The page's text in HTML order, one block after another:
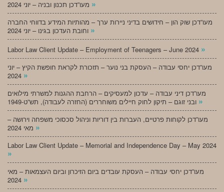
»
מעו”דכן שוק הון – חידושים בדיני ניירות ערך – מהותיות המידע בדווחי החברה
»
Labor Law Client Update – Employment of Teenagers – June 2024 »
מעו”דכן יחסי עבודה – העסקת בני נוער – תזכורת לקראת חופשת הקיץ – יוני
»
מעו”דכן דיני עבודה – עדכון למעסיקים – הרחבת ההגנות למשרתי מילואים
»
מעו”דכן לקוחות פרטיים, העברות בין דוריות וניהול סכסוכי משפחה וירושה –
»
Labor Law Client Update – Memorial and Independence Day – May 2024
»
מעו”דכן יחסי עבודה – העסקת עובדים ביום הזיכרון וביום העצמאות – מאי
»